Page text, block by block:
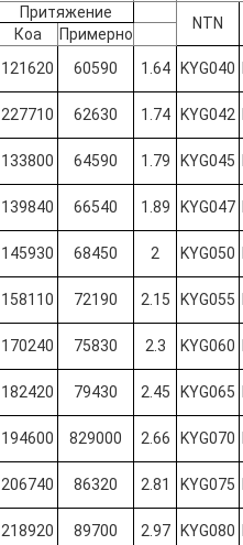
Притяжение
NTN
Коа
Примерно
121620 60590 1.64 KYG040
227710 62630 1.74 KYG042
133800 64590 1.79 KYG045
139840 66540 1.89 KYG047
145930 68450 2 KYG050
158110 72190 2.15 KYG055
170240 75830 2.3 KYG060
182420 79430 2.45 KYG065
194600 829000 2.66 KYG070
206740 86320 2.81 KYG075
218920 89700 2.97 KYG080